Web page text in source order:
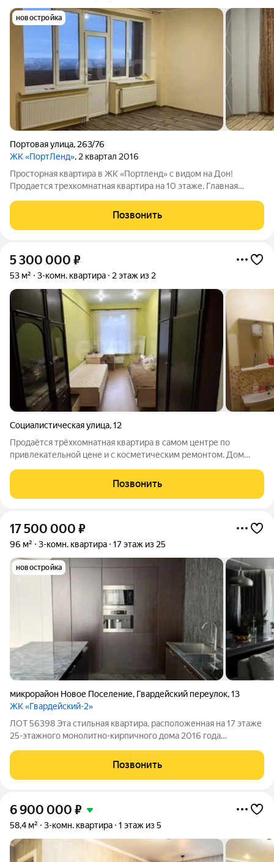
новостройка
Портовая улица, 263/76
ЖК «ПортЛенд», 2 квартал 2016
Просторная квартира в ЖК «Портленд» с видом на Дон!
Продается трехкомнатная квартира на 10 этаже. Главная
видом на город и реку. При желании их можно объединить с
жилой зоной, увеличив площадь и
Позвонить
5 300 000 ₽
53 м² 3-комн. квартира 2 этаж из 2
Социалистическая улица,12
Продаётся трёхкомнатная квартира в самом центре по
привлекательной цене и с косметическим ремонтом. Дом
сада, школы, остановки и магазина 5 минут пешком. Отличный
вариант как для собственного
Позвонить
17 500 000 ₽
96 м² 3-комн. квартира 17 этаж из 25
новостройка
микрорайон Новое Поселение, Гвардейский переулок,13
ЖК «Гвардейский-2»
ЛОТ 56398 Эта стильная квартира, расположенная на 17 этаже
25-этажного монолитно-кирпичного дома 2016 года
функциональности и современного дизайна. Общая площадь
96 кв.м. включает в себя просторную
Позвонить
6 900 000 ₽
58,4 м² 3-комн. квартира 1 этаж из 5